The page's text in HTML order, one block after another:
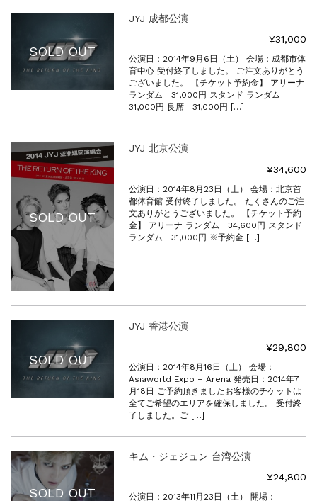
SOLD OUT
JYJ 成都公演
¥31,000
公演日：2014年9月6日（土） 会場：成都市体
育中心 受付終了しました。 ご注文ありがとう
ございました。 【チケット予約金】 アリーナ
ランダム 31,000円 スタンド ランダム
31,000円 良席 31,000円 […]
SOLD OUT
JYJ 北京公演
¥34,600
公演日：2014年8月23日（土） 会場：北京首
都体育館 受付終了しました。 たくさんのご注
文ありがとうございました。 【チケット予約
金】 アリーナ ランダム 34,600円 スタンド
ランダム 31,000円 ※予約金 […]
SOLD OUT
JYJ 香港公演
¥29,800
公演日：2014年8月16日（土） 会場：
Asiaworld Expo – Arena 発売日：2014年7
月18日 ご予約頂きましたお客様のチケットは
全てご希望のエリアを確保しました。 受付終
了しました。ご […]
SOLD OUT
キム・ジェジュン 台湾公演
¥24,800
公演日：2013年11月23日（土） 開場：